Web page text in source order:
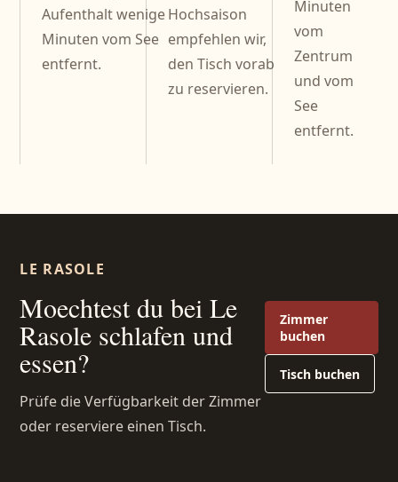
Aufenthalt wenige
Minuten vom See
entfernt.
Hochsaison
empfehlen wir,
den Tisch vorab
zu reservieren.
Minuten
vom
Zentrum
und vom
See
entfernt.
LE RASOLE
Moechtest du bei Le
Rasole schlafen und
essen?
Prüfe die Verfügbarkeit der Zimmer
oder reserviere einen Tisch.
Zimmer
buchen
Tisch buchen